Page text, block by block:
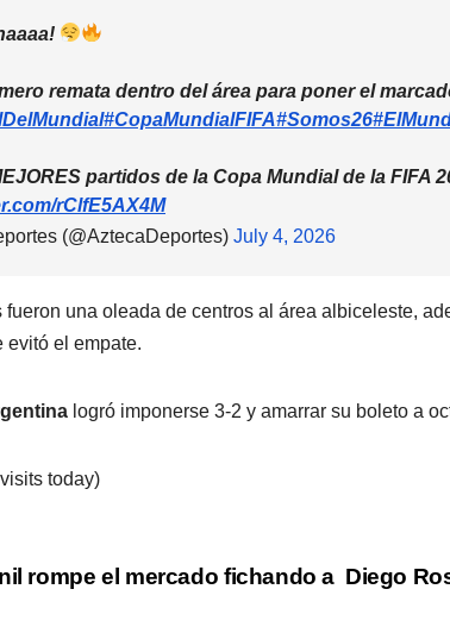
remata dentro del área para poner el
#CopaMundialFIFA#Somos26
partidos de la Copa Mundial de la FIFA
rClfE5AX4M
(@AztecaDeportes) July 4, 2026
fueron una oleada de centros al área albiceleste,
evitó el empate.
logró imponerse 3-2 y amarrar su boleto a
today)
Diego
rompe el mercado fichando a